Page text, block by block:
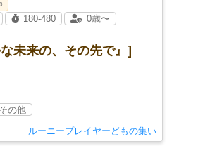
未来の、その先で』]
180-480 0歳〜
その他
ルーニープレイヤーどもの集い